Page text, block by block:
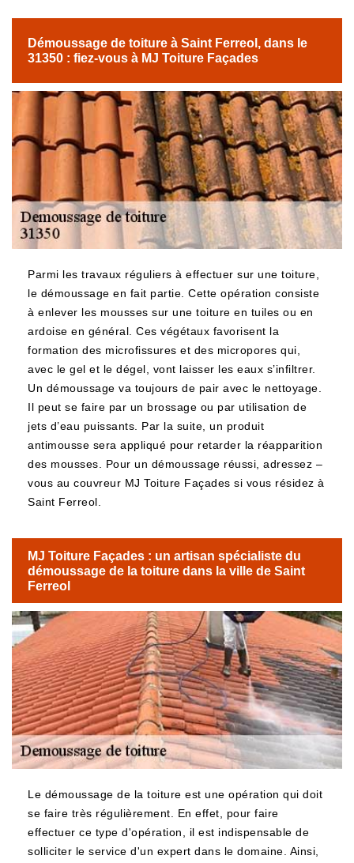
Démoussage de toiture à Saint Ferreol, dans le
31350 : fiez-vous à MJ Toiture Façades
Parmi les travaux réguliers à effectuer sur une toiture,
le démoussage en fait partie. Cette opération consiste
à enlever les mousses sur une toiture en tuiles ou en
ardoise en général. Ces végétaux favorisent la
formation des microfissures et des micropores qui,
avec le gel et le dégel, vont laisser les eaux s’infiltrer.
Un démoussage va toujours de pair avec le nettoyage.
Il peut se faire par un brossage ou par utilisation de
jets d’eau puissants. Par la suite, un produit
antimousse sera appliqué pour retarder la réapparition
des mousses. Pour un démoussage réussi, adressez –
vous au couvreur MJ Toiture Façades si vous résidez à
Saint Ferreol.
MJ Toiture Façades : un artisan spécialiste du
démoussage de la toiture dans la ville de Saint
Ferreol
Le démoussage de la toiture est une opération qui doit
se faire très régulièrement. En effet, pour faire
effectuer ce type d'opération, il est indispensable de
solliciter le service d'un expert dans le domaine. Ainsi,